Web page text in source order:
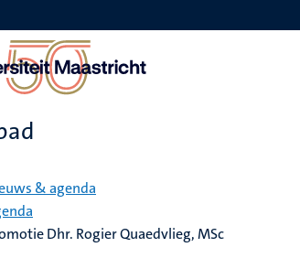
& agenda
Dhr. Rogier Quaedvlieg, MSc